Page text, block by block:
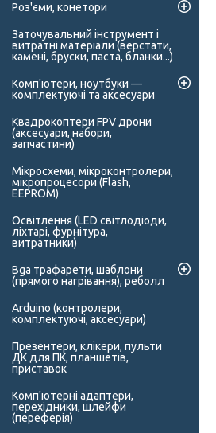
Роз'єми, конетори
Заточувальний інструмент і
витратні матеріали (верстати,
камені, бруски, паста, бланки...)
Комп'ютери, ноутбуки —
комплектуючі та аксесуари
Квадрокоптери FPV дрони
(аксесуари, набори,
запчастини)
Мікросхеми, мікроконтролери,
мікропроцесори (Flash,
EEPROM)
Освітлення (LED світлодіоди,
ліхтарі, фурнітура,
витратники)
Bga трафарети, шаблони
(прямого нагрівання), реболл
Arduino (контролери,
комплектуючі, аксесуари)
Презентери, клікери, пульти
ДК для ПК, планшетів,
приставок
Комп'ютерні адаптери,
перехідники, шлейфи
(переферія)